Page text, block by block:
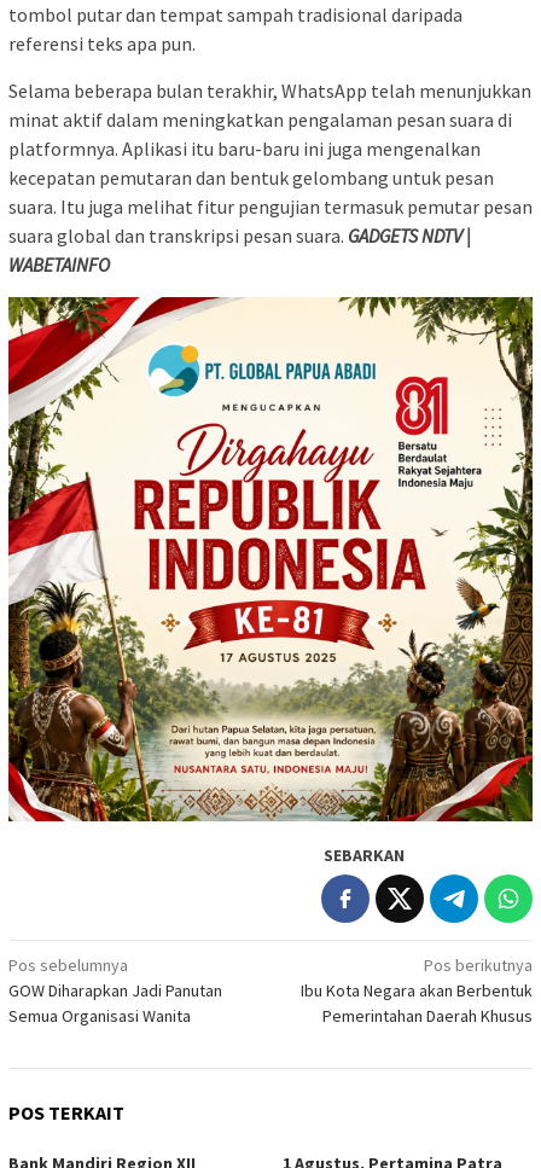
tombol putar dan tempat sampah tradisional daripada
referensi teks apa pun.
Selama beberapa bulan terakhir, WhatsApp telah menunjukkan
minat aktif dalam meningkatkan pengalaman pesan suara di
platformnya. Aplikasi itu baru-baru ini juga mengenalkan
kecepatan pemutaran dan bentuk gelombang untuk pesan
suara. Itu juga melihat fitur pengujian termasuk pemutar pesan
suara global dan transkripsi pesan suara. GADGETS NDTV |
WABETAINFO
SEBARKAN
Navigasi
pos
Pos sebelumnya
GOW Diharapkan Jadi Panutan
Semua Organisasi Wanita
Pos berikutnya
Ibu Kota Negara akan Berbentuk
Pemerintahan Daerah Khusus
POS TERKAIT
Bank Mandiri Region XII 1 Agustus, Pertamina Patra